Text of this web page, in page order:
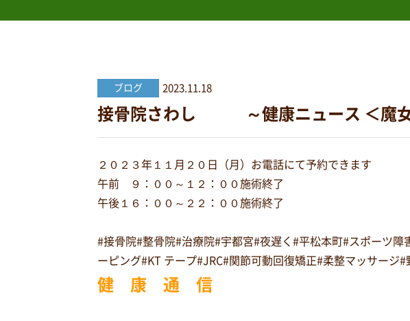
ブログ 2023.11.18
接骨院さわし ～健康ニュース ＜魔女
２０２３年１１月２０日（月）お電話にて予約できます
午前 ９：００～１２：００施術終了
午後１６：００～２２：００施術終了
#接骨院#整骨院#治療院#宇都宮#夜遅く#平松本町#スポーツ
ーピング#KT テープ#JRC#関節可動回復矯正#柔整マッサージ
健 康 通 信